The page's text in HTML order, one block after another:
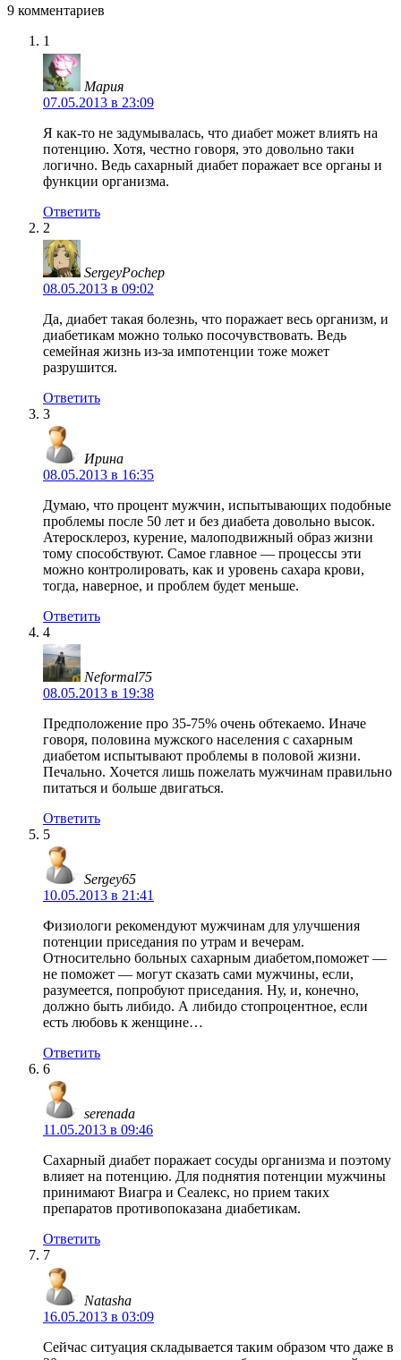
9 комментариев
1
Мария
07.05.2013 в 23:09
Я как-то не задумывалась, что диабет может влиять на
потенцию. Хотя, честно говоря, это довольно таки
логично. Ведь сахарный диабет поражает все органы и
функции организма.
Ответить
2
SergeyPochep
08.05.2013 в 09:02
Да, диабет такая болезнь, что поражает весь организм, и
диабетикам можно только посочувствовать. Ведь
семейная жизнь из-за импотенции тоже может
разрушится.
Ответить
3
Ирина
08.05.2013 в 16:35
Думаю, что процент мужчин, испытывающих подобные
проблемы после 50 лет и без диабета довольно высок.
Атеросклероз, курение, малоподвижный образ жизни
тому способствуют. Самое главное — процессы эти
можно контролировать, как и уровень сахара крови,
тогда, наверное, и проблем будет меньше.
Ответить
4
Neformal75
08.05.2013 в 19:38
Предположение про 35-75% очень обтекаемо. Иначе
говоря, половина мужского населения с сахарным
диабетом испытывают проблемы в половой жизни.
Печально. Хочется лишь пожелать мужчинам правильно
питаться и больше двигаться.
Ответить
5
Sergey65
10.05.2013 в 21:41
Физиологи рекомендуют мужчинам для улучшения
потенции приседания по утрам и вечерам.
Относительно больных сахарным диабетом,поможет —
не поможет — могут сказать сами мужчины, если,
разумеется, попробуют приседания. Ну, и, конечно,
должно быть либидо. А либидо стопроцентное, если
есть любовь к женщине…
Ответить
6
serenada
11.05.2013 в 09:46
Сахарный диабет поражает сосуды организма и поэтому
влияет на потенцию. Для поднятия потенции мужчины
принимают Виагра и Сеалекс, но прием таких
препаратов противопоказана диабетикам.
Ответить
7
Natasha
16.05.2013 в 03:09
Сейчас ситуация складывается таким образом что даже в